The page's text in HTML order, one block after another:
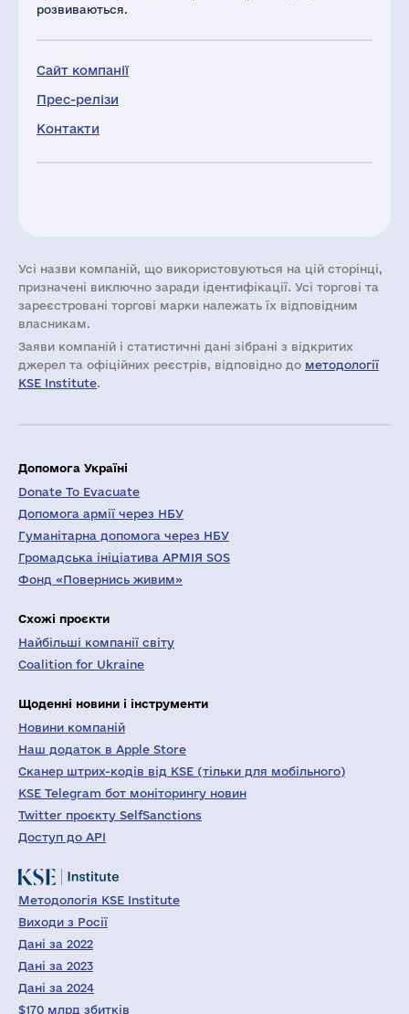
розвиваються.
Сайт компанії
Прес-релізи
Контакти
Усі назви компаній, що використовуються на цій сторінці,
призначені виключно заради ідентифікації. Усі торгові та
зареєстровані торгові марки належать їх відповідним
власникам.
Заяви компаній i статистичні дані зібрані з відкритих
джерел та офіційних реєстрів, відповідно до методології
KSE Institute.
Допомога Україні
Donate To Evacuate
Допомога армії через НБУ
Гуманітарна допомога через НБУ
Громадська ініціатива АРМІЯ SOS
Фонд «Повернись живим»
Схожі проєкти
Найбільші компанії світу
Coalition for Ukraine
Щоденні новини і інструменти
Новини компаній
Наш додаток в Apple Store
Сканер штрих-кодів від KSE (тільки для мобільного)
KSE Telegram бот моніторингу новин
Twitter проєкту SelfSanctions
Доступ до API
Методологія KSE Institute
Виходи з Росії
Дані за 2022
Дані за 2023
Дані за 2024
$170 млрд збитків